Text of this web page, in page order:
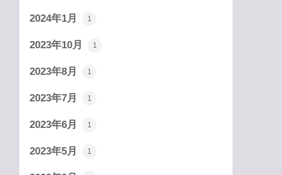
2024年1月 1
2023年10月 1
2023年8月 1
2023年7月 1
2023年6月 1
2023年5月 1